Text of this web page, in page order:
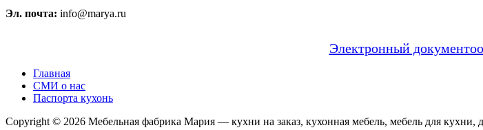
Эл. почта: info@marya.ru
Электронный
Главная
СМИ о нас
Паспорта кухонь
Copyright © 2026 Мебельная фабрика Мария — кухни на заказ, кухонная мебель, мебель для кухни,